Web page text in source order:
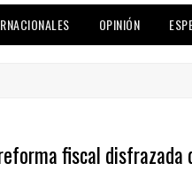
OPINIÓN
fiscal disfrazada